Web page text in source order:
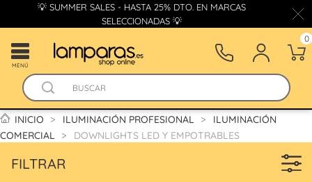
💡 SUMMER SALES - HASTA 25% DTO. EN MARCAS
SELECCIONADAS 💡
MENÚ
0
INICIO ILUMINACIÓN PROFESIONAL
ILUMINACIÓN
COMERCIAL
DOWNLIGHTS LED Y EMPOTRABLES
FILTRAR